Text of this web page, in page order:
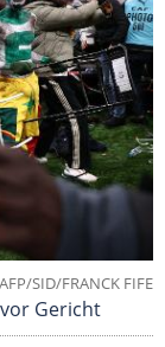
AFP/SID/FRANCK FIFE
Gericht